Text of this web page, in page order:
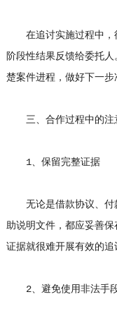
在追讨实施过程中，
阶段性结果反馈给委托
楚案件进程，做好下一步
三、合作过程中的注
1、保留完整证据
无论是借款协议、付
助说明文件，都应妥善
证据就很难开展有效的追
2、避免使用非法手